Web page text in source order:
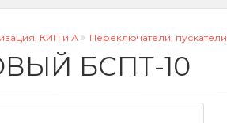
КИП и А Переключатели,
БСПТ-10